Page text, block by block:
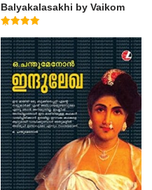
Balyakalasakhi by Vaikom
Muhammad Basheer
4.60
out of 5